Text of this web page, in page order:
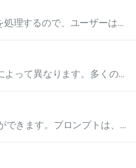
理するので、ユーザーは特
よって異なります。多くの
きます。プロンプトは、